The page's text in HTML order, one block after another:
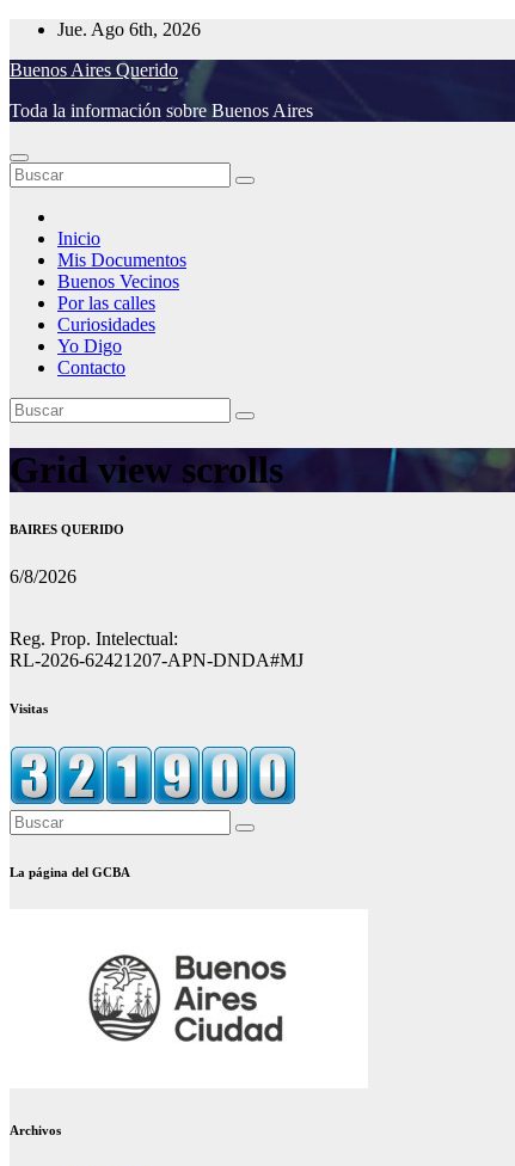
Saltar
contenido
Jue. Ago 6th, 2026
Buenos Aires Querido
Toda la información sobre Buenos Aires
Inicio
Mis Documentos
Buenos Vecinos
Por las calles
Curiosidades
Yo Digo
Contacto
Grid view scrolls
BAIRES QUERIDO
6/8/2026
Reg. Prop. Intelectual:
RL-2026-62421207-APN-DNDA#MJ
Visitas
La página del GCBA
Archivos